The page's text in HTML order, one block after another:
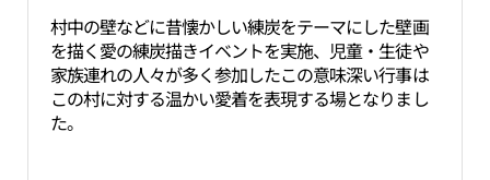
村中の壁などに昔懐かしい練炭をテーマにした壁画
を描く愛の練炭描きイベントを実施、児童・生徒や
家族連れの人々が多く参加したこの意味深い行事は
この村に対する温かい愛着を表現する場となりまし
た。